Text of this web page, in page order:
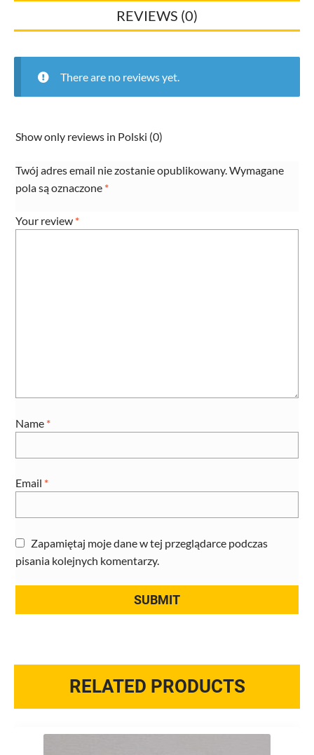
REVIEWS (0)
There are no reviews yet.
Show only reviews in Polski (0)
Twój adres email nie zostanie opublikowany. Wymagane
pola są oznaczone *
Your review *
Name *
Email *
Zapamiętaj moje dane w tej przeglądarce podczas
pisania kolejnych komentarzy.
RELATED PRODUCTS